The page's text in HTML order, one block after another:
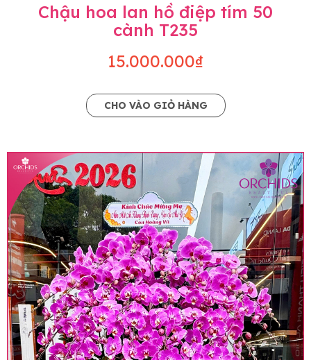
Chậu hoa lan hồ điệp tím 50
cành T235
15.000.000₫
CHO VÀO GIỎ HÀNG